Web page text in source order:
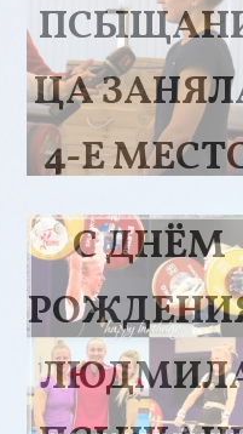
ЦА
4-Е
НА
ТЕ
С ДНЁМ